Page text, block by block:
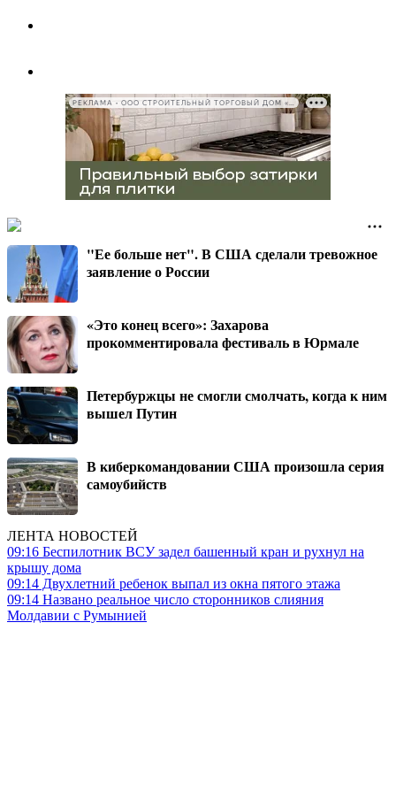
"Ее больше нет". В США сделали тревожное
заявление о России
«Это конец всего»: Захарова
прокомментировала фестиваль в Юрмале
Петербуржцы не смогли смолчать, когда к ним
вышел Путин
В киберкомандовании США произошла серия
самоубийств
ЛЕНТА НОВОСТЕЙ
09:16 Беспилотник ВСУ задел башенный кран и рухнул на
крышу дома
09:14 Двухлетний ребенок выпал из окна пятого этажа
09:14 Названо реальное число сторонников слияния
Молдавии с Румынией